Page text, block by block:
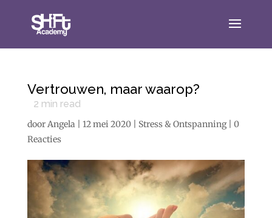
Vertrouwen, maar waarop?
2 min read
doorAngela 12 mei 2020| Stress & Ontspanning| 0
Reacties